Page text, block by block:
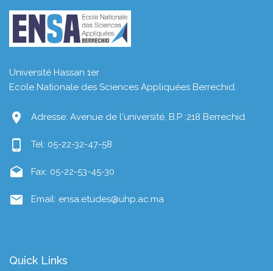
Université Hassan 1er
Ecole Nationale des Sciences Appliquées Berrechid.
location_on Adresse: Avenue de l'université, B.P :218 Berrechid.
phone_android Tel: 05-22-32-47-58
drafts Fax: 05-22-53-45-30
mail Email: ensa.etudes@uhp.ac.ma
Quick Links